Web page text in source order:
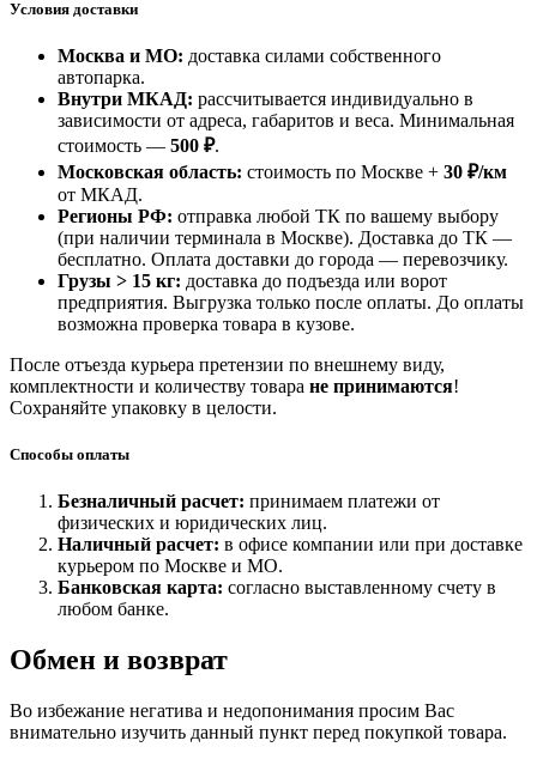
Условия доставки
Москва и МО: доставка силами собственного
автопарка.
Внутри МКАД: рассчитывается индивидуально в
зависимости от адреса, габаритов и веса. Минимальная
стоимость — 500 ₽.
Московская область: стоимость по Москве + 30 ₽/км
от МКАД.
Регионы РФ: отправка любой ТК по вашему выбору
(при наличии терминала в Москве). Доставка до ТК —
бесплатно. Оплата доставки до города — перевозчику.
Грузы > 15 кг: доставка до подъезда или ворот
предприятия. Выгрузка только после оплаты. До оплаты
возможна проверка товара в кузове.
После отъезда курьера претензии по внешнему виду,
комплектности и количеству товара не принимаются!
Сохраняйте упаковку в целости.
Способы оплаты
Безналичный расчет: принимаем платежи от
физических и юридических лиц.
Наличный расчет: в офисе компании или при доставке
курьером по Москве и МО.
Банковская карта: согласно выставленному счету в
любом банке.
Обмен и возврат
Во избежание негатива и недопонимания просим Вас
внимательно изучить данный пункт перед покупкой товара.